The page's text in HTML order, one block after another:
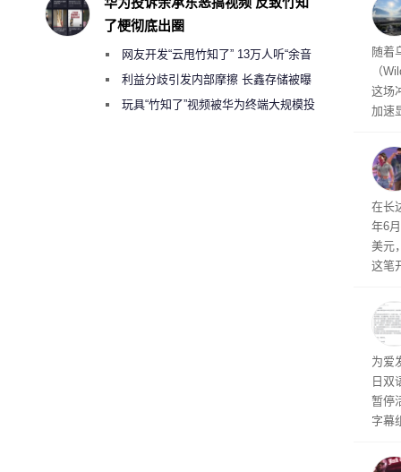
经
随着
（
这场
加速
物
毁，
评
米，
上。
依
在长
年6
美元
这笔
称
器、
事
行官
容体
为爱
日双
暂停
字幕
了梗彻底出圈
网友开发“云甩竹知了” 13万人听“余音
绕梁”利益分歧引发内部摩擦 长鑫存储被曝
曾将华为驻场工程师驱逐出研发基地
玩具“竹知了”视频被华为终端大规模投